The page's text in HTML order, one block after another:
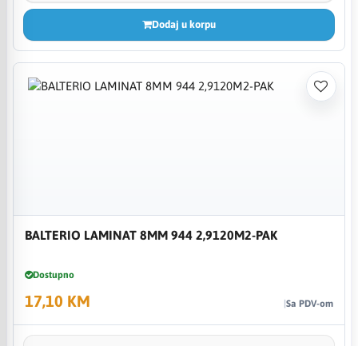
Dodaj u korpu
BALTERIO LAMINAT 8MM 944 2,9120M2-PAK
Dostupno
17,10 KM Sa PDV-om